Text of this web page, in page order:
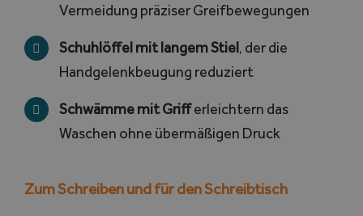
Vermeidung präziser Greifbewegungen
Schuhlöffel mit langem Stiel, der die
Handgelenkbeugung reduziert
Schwämme mit Grifferleichtern das
Waschen ohne übermäßigen Druck
Zum Schreiben und für den Schreibtisch